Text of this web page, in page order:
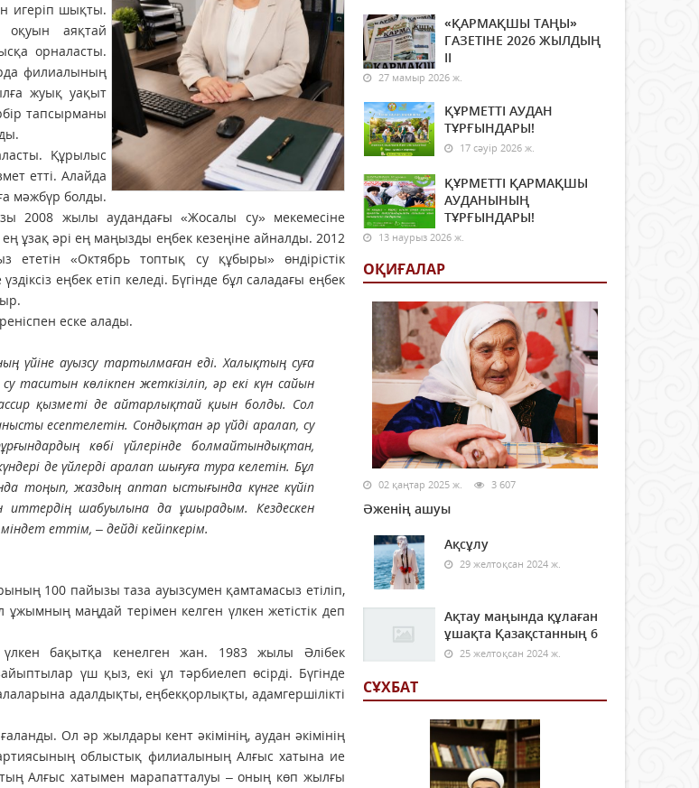
игеріп шықты.
аяқтай
орналасты.
филиалының
жуық уақыт
тапсырманы
Құрылыс
етті. Алайда
мәжбүр болды.
2008 жылы аудандағы «Жосалы су» мекемесіне
ұзақ әрі ең маңызды еңбек кезеңіне айналды. 2012
«Октябрь топтық су құбыры» өндірістік
еңбек етіп келеді. Бүгінде бұл саладағы еңбек
еске алады.
үйіне ауызсу тартылмаған еді. Халықтың суға
көлікпен жеткізіліп, әр екі күн сайын
қызметі де айтарлықтай қиын болды. Сол
есептелетін. Сондықтан әр үйді аралап, су
көбі үйлерінде болмайтындықтан,
де үйлерді аралап шығуға тура келетін. Бұл
тоңып, жаздың аптап ыстығында күнге күйіп
иттердің шабуылына да ұшырадым. Кездескен
еттім, – дейді кейіпкерім.
100 пайызы таза ауызсумен қамтамасыз етіліп,
ұжымның маңдай терімен келген үлкен жетістік деп
бақытқа кенелген жан. 1983 жылы Әлібек
үш қыз, екі ұл тәрбиелеп өсірді. Бүгінде
адалдықты, еңбекқорлықты, адамгершілікті
Ол әр жылдары кент әкімінің, аудан әкімінің
облыстық филиалының Алғыс хатына ие
Алғыс хатымен марапатталуы – оның көп жылғы
«ҚАРМАҚШЫ ТАҢЫ»
ГАЗЕТІНЕ 2026 ЖЫЛДЫҢ
ІI
27 мамыр 2026 ж.
ҚҰРМЕТТІ АУДАН
ТҰРҒЫНДАРЫ!
17 сәуір 2026 ж.
ҚҰРМЕТТІ ҚАРМАҚШЫ
АУДАНЫНЫҢ
ТҰРҒЫНДАРЫ!
13 наурыз 2026 ж.
ОҚИҒАЛАР
02 қаңтар 2025 ж. 3 607
Әженің ашуы
Ақсұлу
29 желтоқсан 2024 ж.
Ақтау маңында құлаған
ұшақта Қазақстанның 6
25 желтоқсан 2024 ж.
СҰХБАТ